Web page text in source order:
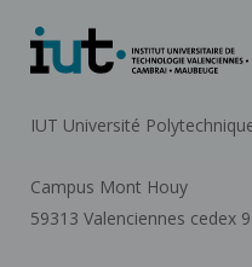
IUT Université
Campus Mont Houy
59313 Valenciennes cedex 9